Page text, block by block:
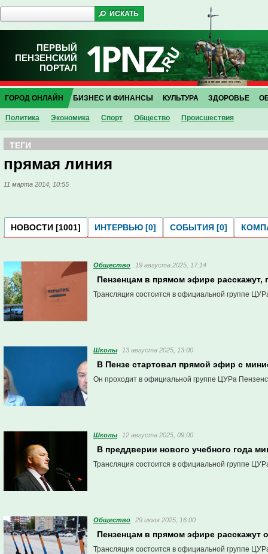
ПЕРВЫЙ
ПЕНЗЕНСКИЙ
ПОРТАЛ
ГОРОД ОНЛАЙН
Политика Экономика Спорт Общество Проиcшествия
БИЗНЕС И ФИНАНСЫ КУЛЬТУРА ЗДОРОВЬЕ
ТЕГИ
прямая линия
11 марта 2014, 10:55
НОВОСТИ [1001] ИНТЕРВЬЮ [0] СОБЫТИЯ [0]
Общество 19 августа 2025, 17:14
Пензенцам в прямом эфире расскажут,
Трансляция состоится в официальной группе
Школы 13 августа 2025, 13:00
В Пензе стартовал прямой эфир с
Он проходит в официальной группе ЦУРа
Школы 12 августа 2025, 09:00
В преддверии нового учебного года
Трансляция состоится в официальной группе
Общество 29 июля 2025, 16:00
Пензенцам в прямом эфире расскажут
Трансляция состоится в официальной группе